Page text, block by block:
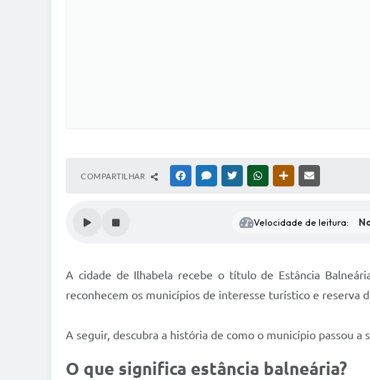
COMPARTILHAR FACEBOOKMESSENGER
TWITTERWHATSAPPOUTRAS MÍDIAS
Velocidade de leitura:
A cidade de Ilhabela recebe o título de Estância
reconhecem os municípios de interesse turístico e reserva
A seguir, descubra a história de como o município passou a
O que significa estância balneária?